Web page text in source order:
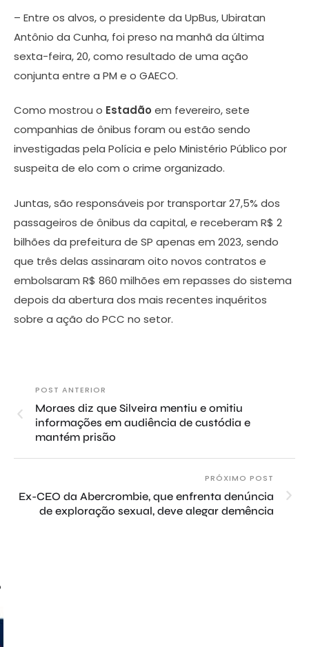
– Entre os alvos, o presidente da UpBus, Ubiratan
Antônio da Cunha, foi preso na manhã da última
sexta-feira, 20, como resultado de uma ação
conjunta entre a PM e o GAECO.
Como mostrou o Estadão em fevereiro, sete
companhias de ônibus foram ou estão sendo
investigadas pela Polícia e pelo Ministério Público por
suspeita de elo com o crime organizado.
Juntas, são responsáveis por transportar 27,5% dos
passageiros de ônibus da capital, e receberam R$ 2
bilhões da prefeitura de SP apenas em 2023, sendo
que três delas assinaram oito novos contratos e
embolsaram R$ 860 milhões em repasses do sistema
depois da abertura dos mais recentes inquéritos
sobre a ação do PCC no setor.
POST ANTERIOR
Moraes diz que Silveira mentiu e omitiu
informações em audiência de custódia e
mantém prisão
PRÓXIMO POST
Ex-CEO da Abercrombie, que enfrenta denúncia
de exploração sexual, deve alegar demência